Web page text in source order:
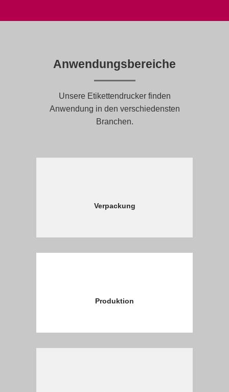
Anwendungsbereiche
Unsere Etikettendrucker finden
Anwendung in den verschiedensten
Branchen.
Verpackung
Produktion